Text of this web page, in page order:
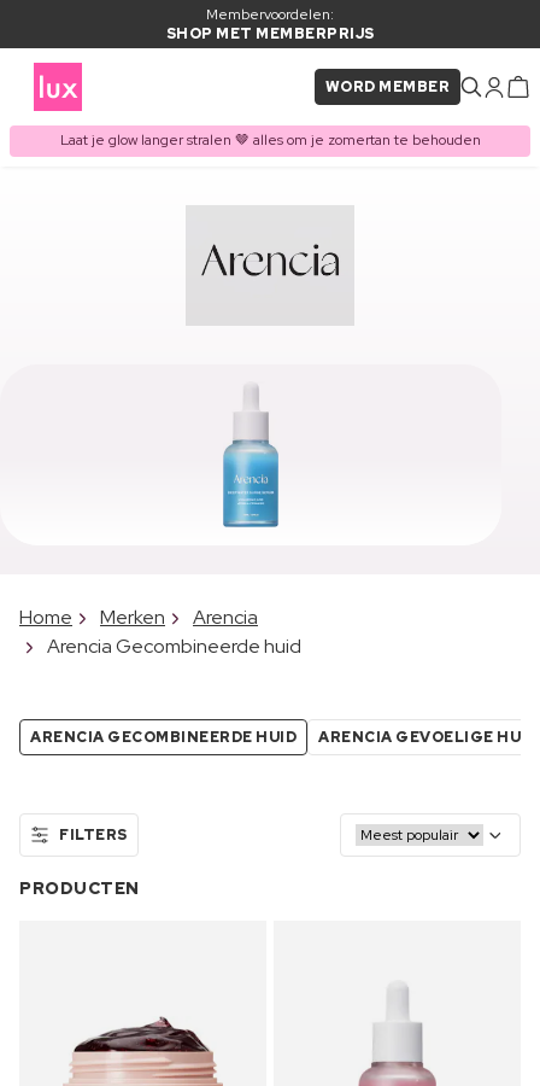
Membervoordelen:
SHOP MET MEMBERPRIJS
WORD MEMBER
Laat je glow langer stralen 🤎 alles om je zomertan te behouden
Home Merken
Arencia
Arencia Gecombineerde huid
ARENCIA GECOMBINEERDE HUID ARENCIA GEVOELIGE HUID
FILTERS
PRODUCTEN